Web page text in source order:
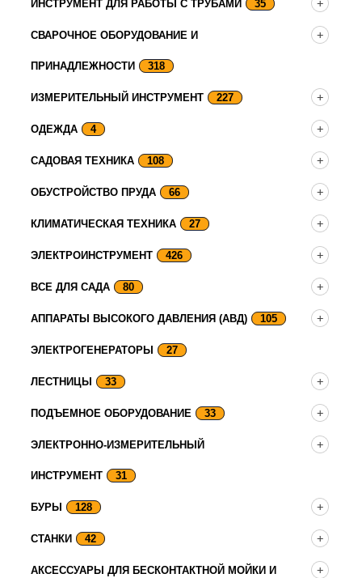
ИНСТРУМЕНТ ДЛЯ РАБОТЫ С ТРУБАМИ 35
СВАРОЧНОЕ ОБОРУДОВАНИЕ И
ПРИНАДЛЕЖНОСТИ 318
ИЗМЕРИТЕЛЬНЫЙ ИНСТРУМЕНТ 227
ОДЕЖДА 4
САДОВАЯ ТЕХНИКА 108
ОБУСТРОЙСТВО ПРУДА 66
КЛИМАТИЧЕСКАЯ ТЕХНИКА 27
ЭЛЕКТРОИНСТРУМЕНТ 426
ВСЕ ДЛЯ САДА 80
АППАРАТЫ ВЫСОКОГО ДАВЛЕНИЯ (АВД) 105
ЭЛЕКТРОГЕНЕРАТОРЫ 27
ЛЕСТНИЦЫ 33
ПОДЪЕМНОЕ ОБОРУДОВАНИЕ 33
ЭЛЕКТРОННО-ИЗМЕРИТЕЛЬНЫЙ
ИНСТРУМЕНТ 31
БУРЫ 128
СТАНКИ 42
АКСЕССУАРЫ ДЛЯ БЕСКОНТАКТНОЙ МОЙКИ И